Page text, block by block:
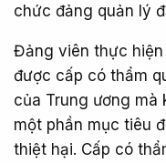
chức đảng quản lý
Đảng viên thực
được cấp có thẩm
của Trung ương mà
một phần mục tiêu
thiệt hại. Cấp có